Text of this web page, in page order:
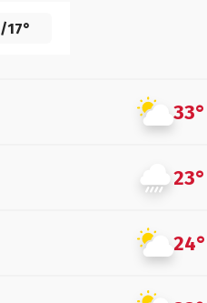
/17°
33°
23°
24°